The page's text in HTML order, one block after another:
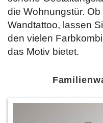
die Wohnungstür.
Wandtattoo, lassen
den vielen
das Motiv bietet.